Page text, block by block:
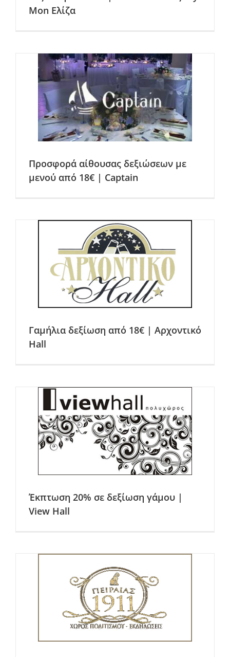
Mon Ελίζα
Προσφορά αίθουσας δεξιώσεων με
μενού από 18€ | Captain
Γαμήλια δεξίωση από 18€ | Αρχοντικό
Hall
Έκπτωση 20% σε δεξίωση γάμου |
View Hall